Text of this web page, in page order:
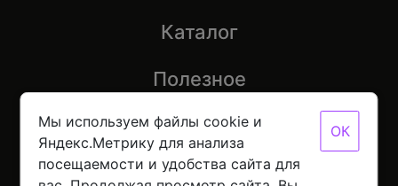
Мы используем файлы cookie и
Яндекс.Метрику для анализа
посещаемости и удобства сайта для
ОК
Каталог
Полезное
© 2026 Mobinot — Магазин низких цен на всю